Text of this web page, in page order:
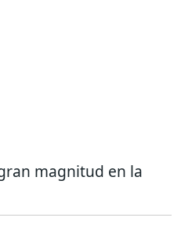
magnitud en la